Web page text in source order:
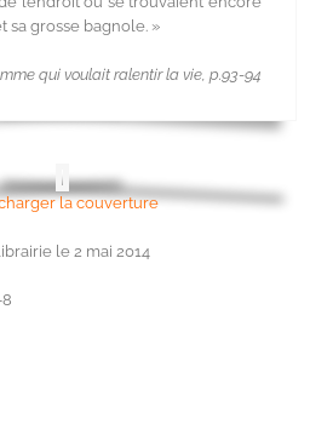
sa grosse bagnole. »
qui voulait ralentir la vie, p.93-94
la couverture
le 2 mai 2014